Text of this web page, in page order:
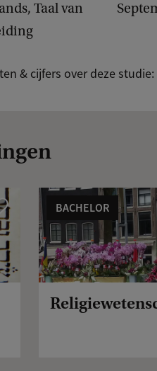
Taal van
& cijfers over deze studie:
BACHELOR